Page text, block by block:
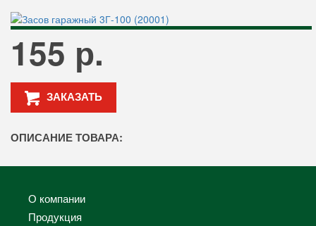
155 р.
ЗАКАЗАТЬ
ОПИСАНИЕ ТОВАРА:
О компании
Продукция